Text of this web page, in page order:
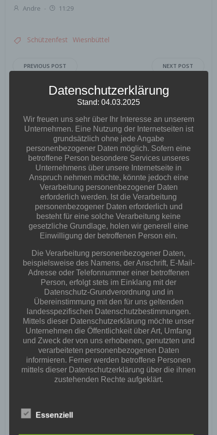
Andre - 11:29
Schützenfest Wiesnbüttel
Post
navigation
PREVIOUS POST
Post
navigation
NEXT POST
No responses yet
Schreibe einen Kommentar
Deine E-Mail-Adresse wird nicht veröffentlicht. Erforderliche
Felder sind mit*markiert
Kommentar*
Name*
E-Mail-Adresse*
Name, E-Mail-Adresse und Website in diesem
Datenschutzerklärung
Stand: 04.03.2025
Wir freuen uns sehr über Ihr Interesse an unserem
Unternehmen. Eine Nutzung der Internetseiten ist
grundsätzlich ohne jede Angabe
personenbezogener Daten möglich. Sofern eine
betroffene Person besondere Services unseres
Unternehmens über unsere Internetseite in
Anspruch nehmen möchte, könnte jedoch eine
Verarbeitung personenbezogener Daten
erforderlich werden. Ist die Verarbeitung
personenbezogener Daten erforderlich und
besteht für eine solche Verarbeitung keine
gesetzliche Grundlage, holen wir generell eine
Einwilligung der betroffenen Person ein.
Die Verarbeitung personenbezogener Daten,
beispielsweise des Namens, der Anschrift, E-Mail-
Adresse oder Telefonnummer einer betroffenen
Person, erfolgt stets im Einklang mit der
Datenschutz-Grundverordnung und in
Übereinstimmung mit den für uns geltenden
landesspezifischen Datenschutzbestimmungen.
Mittels dieser Datenschutzerklärung möchte unser
Unternehmen die Öffentlichkeit über Art, Umfang
und Zweck der von uns erhobenen, genutzten und
verarbeiteten personenbezogenen Daten
informieren. Ferner werden betroffene Personen
mittels dieser Datenschutzerklärung über die ihnen
zustehenden Rechte aufgeklärt.
Maßnahmen umgesetzt, um einen möglichst
Essenziell